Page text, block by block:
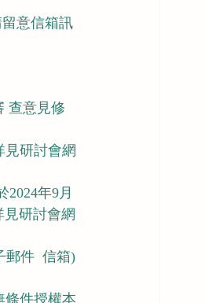
意信箱訊
查意見修
見研討會網
年9月
研討會網
郵件  信箱)
條件授權本